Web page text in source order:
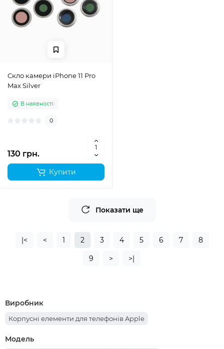
Скло камери iPhone 11 Pro
Max Silver
В наявності
0
130 грн.
Купити
Показати ще
|< < 1 2 3 4 5 6 7 8
9 > >|
Виробник
Корпусні елементи для телефонів Apple
Модель